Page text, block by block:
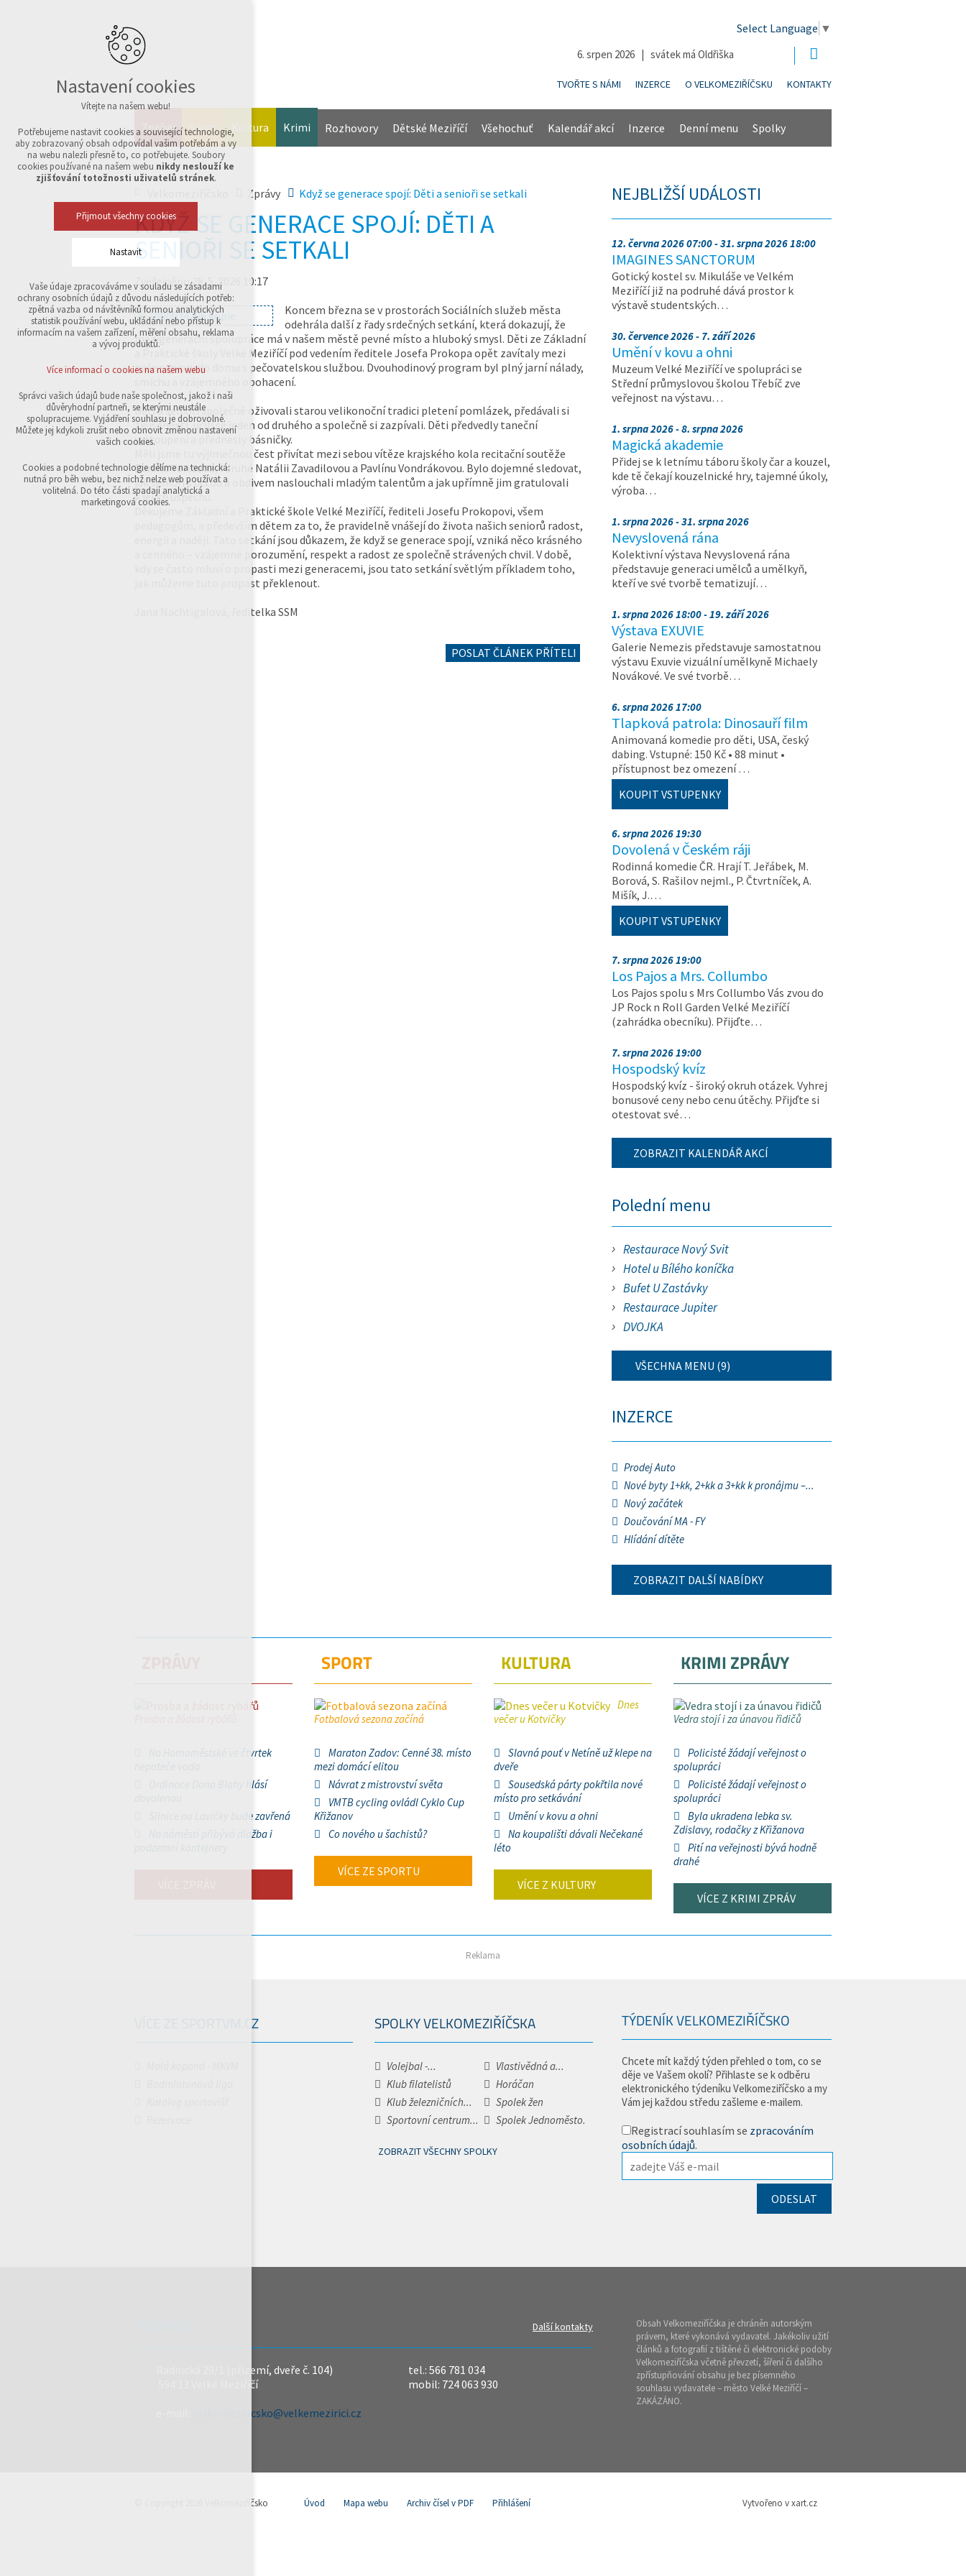
Select Language ▼
6. srpen 2026 | svátek má Oldřiška
TVOŘTE S NÁMI INZERCE O VELKOMEZIŘÍČSKU KONTAKTY
Zprávy Sport Kultura Krimi Rozhovory Dětské Meziříčí Všehochuť Kalendář akcí Inzerce Denní menu Spolky
Zprávy Když se generace spojí: Děti a senioři se setkali
KDYŽ SE GENERACE SPOJÍ: DĚTI A
SENIOŘI SE SETKALI
Zveřejněno 28. 5. 2026 10:17
Koncem března se v prostorách Sociálních služeb města
odehrála další z řady srdečných setkání, která dokazují, že
mezigenerační spolupráce má v našem městě pevné místo a hluboký smysl. Děti ze Základní
a Praktické školy Velké Meziříčí pod vedením ředitele Josefa Prokopa opět zavítaly mezi
naše seniory do domu s pečovatelskou službou. Dvouhodinový program byl plný jarní nálady,
smíchu a vzájemného obohacení.
Děti a senioři společně oživovali starou velikonoční tradici pletení pomlázek, předávali si
zkušenosti, učili se jeden od druhého a společně si zazpívali. Děti předvedly taneční
vystoupení a přednesly básničky.
Měli jsme tu výjimečnou čest přivítat mezi sebou vítěze krajského kola recitační soutěže
Daniila Vertsuna, i druhé Natálii Zavadilovou a Pavlínu Vondrákovou. Bylo dojemné sledovat,
jak senioři s úctou a obdivem naslouchali mladým talentům a jak upřímně jim gratulovali
k jejich úspěchu.
Děkujeme Základní a Praktické škole Velké Meziříčí, řediteli Josefu Prokopovi, všem
pedagogům, a především dětem za to, že pravidelně vnášejí do života našich seniorů radost,
energii a naději. Tato setkání jsou důkazem, že když se generace spojí, vzniká něco krásného
a cenného – vzájemné porozumění, respekt a radost ze společně strávených chvil. V době,
kdy se často mluví o propasti mezi generacemi, jsou tato setkání světlým příkladem toho,
jak můžeme tuto propast překlenout.
Jana Nachtigalová, ředitelka SSM
POSLAT ČLÁNEK PŘÍTELI
NEJBLIŽŠÍ UDÁLOSTI
12. června 2026 07:00 - 31. srpna 2026 18:00
IMAGINES SANCTORUM
Gotický kostel sv. Mikuláše ve Velkém
Meziříčí již na podruhé dává prostor k
výstavě studentských…
30. července 2026 - 7. září 2026
Umění v kovu a ohni
Muzeum Velké Meziříčí ve spolupráci se
Střední průmyslovou školou Třebíč zve
veřejnost na výstavu…
1. srpna 2026 - 8. srpna 2026
Magická akademie
Přidej se k letnímu táboru školy čar a kouzel,
kde tě čekají kouzelnické hry, tajemné úkoly,
výroba…
1. srpna 2026 - 31. srpna 2026
Nevyslovená rána
Kolektivní výstava Nevyslovená rána
představuje generaci umělců a umělkyň,
kteří ve své tvorbě tematizují…
1. srpna 2026 18:00 - 19. září 2026
Výstava EXUVIE
Galerie Nemezis představuje samostatnou
výstavu Exuvie vizuální umělkyně Michaely
Novákové. Ve své tvorbě…
6. srpna 2026 17:00
Tlapková patrola: Dinosauří film
Animovaná komedie pro děti, USA, český
dabing. Vstupné: 150 Kč • 88 minut •
přístupnost bez omezení …
KOUPIT VSTUPENKY
6. srpna 2026 19:30
Dovolená v Českém ráji
Rodinná komedie ČR. Hrají T. Jeřábek, M.
Borová, S. Rašilov nejml., P. Čtvrtníček, A.
Mišík, J.…
KOUPIT VSTUPENKY
7. srpna 2026 19:00
Los Pajos a Mrs. Collumbo
Los Pajos spolu s Mrs Collumbo Vás zvou do
JP Rock n Roll Garden Velké Meziříčí
(zahrádka obecníku). Přijďte…
7. srpna 2026 19:00
Hospodský kvíz
Hospodský kvíz - široký okruh otázek. Vyhrej
bonusové ceny nebo cenu útěchy. Přijďte si
otestovat své…
ZOBRAZIT KALENDÁŘ AKCÍ
Polední menu
Restaurace Nový Svit
Hotel u Bílého koníčka
Bufet U Zastávky
Restaurace Jupiter
DVOJKA
VŠECHNA MENU (9)
INZERCE
Prodej Auto
Nové byty 1+kk, 2+kk a 3+kk k pronájmu –...
Nový začátek
Doučování MA - FY
Hlídání dítěte
ZOBRAZIT DALŠÍ NABÍDKY
Na Hornoměstské ve čtvrtek
Ordinace Dana Blahy hlásí
Silnice na Lavičky bude zavřená
Na náměstí přibývá dlažba i
SPORT
Fotbalová sezona začíná
Maraton Zadov: Cenné 38. místo
mezi domácí elitou
Návrat z mistrovství světa
VMTB cycling ovládl Cyklo Cup
Křižanov
Co nového u šachistů?
VÍCE ZE SPORTU
KULTURA
Dnes
večer u Kotvičky
Slavná pouť v Netíně už klepe na
dveře
Sousedská párty pokřtila nové
místo pro setkávání
Umění v kovu a ohni
Na koupališti dávali Nečekané
léto
VÍCE Z KULTURY
KRIMI ZPRÁVY
Vedra stojí i za únavou řidičů
Policisté žádají veřejnost o
spolupráci
Policisté žádají veřejnost o
spolupráci
Byla ukradena lebka sv.
Zdislavy, rodačky z Křižanova
Pití na veřejnosti bývá hodně
drahé
VÍCE Z KRIMI ZPRÁV
Reklama
VÍCE ZE SPORTVM.CZ SPOLKY VELKOMEZIŘÍČSKA
Volejbal -...
Vlastivědná a...
Klub filatelistů
Horáčan
Klub železničních...
Spolek žen
Sportovní centrum...
Spolek Jednoměsto.
ZOBRAZIT VŠECHNY SPOLKY
TÝDENÍK VELKOMEZIŘÍČSKO
Chcete mít každý týden přehled o tom, co se
děje ve Vašem okolí? Přihlaste se k odběru
elektronického týdeníku Velkomeziříčsko a my
Vám jej každou středu zašleme e-mailem.
Registrací souhlasím se zpracováním
osobních údajů.
Další kontakty
Radnická 29/1 (přízemí, dveře č. 104)
594 13 Velké Meziříčí
velkomeziricsko@velkemezirici.cz
tel.: 566 781 034
mobil: 724 063 930
Obsah Velkomeziříčska je chráněn autorským
právem, které vykonává vydavatel. Jakékoliv užití
článků a fotografií z tištěné či elektronické podoby
Velkomeziříčska včetně převzetí, šíření či dalšího
zpřístupňování obsahu je bez písemného
souhlasu vydavatele – město Velké Meziříčí –
ZAKÁZÁNO.
© Copyright 2026 Velkomeziříčsko Úvod Mapa webu Archiv čísel v PDF Přihlášení Vytvořeno v xart.cz
Nastavení cookies
Vítejte na našem webu!
Potřebujeme nastavit cookies a související technologie,
aby zobrazovaný obsah odpovídal vašim potřebám a vy
na webu nalezli přesně to, co potřebujete. Soubory
cookies používané na našem webu nikdy neslouží ke
zjišťování totožnosti uživatelů stránek.
Přijmout všechny cookies
Nastavit
Technická cookies
nutná pro provozování webu
udržení kontextu stránek (session): případná
přihlášení, volby jazyka, apod.
analytická pro anonymizované vyhodnocení
návštěvnosti
marketingová cookies (Google,Sklik)
Více informací o cookies na našem webu
Přijmout všechny cookies
Odmítnout vše
Vaše údaje zpracováváme v souladu se zásadami
ochrany osobních údajů z důvodu následujících potřeb:
zpětná vazba od návštěvníků formou analytických
statistik používání webu, ukládání nebo přístup k
informacím na vašem zařízení, měření obsahu, reklama
a vývoj produktů.
Více informací o cookies na našem webu
Správci vašich údajů bude naše společnost, jakož i naši
důvěryhodní partneři, se kterými neustále
spolupracujeme. Vyjádření souhlasu je dobrovolné.
Můžete jej kdykoli zrušit nebo obnovit změnou nastavení
vašich cookies.
Cookies a podobné technologie dělíme na technická:
nutná pro běh webu, bez nichž nelze web používat a
volitelná. Do této části spadají analytická a
marketingová cookies.